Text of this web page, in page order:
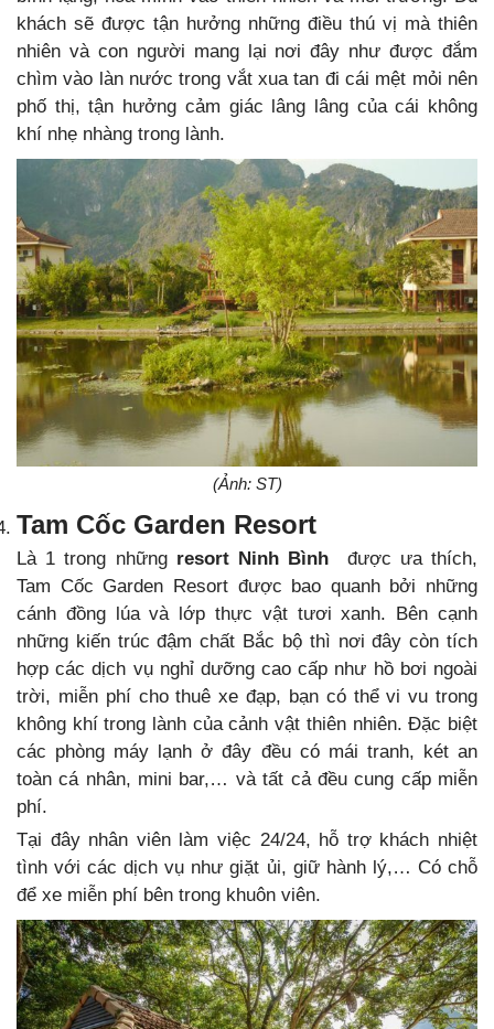
khách sẽ được tận hưởng những điều thú vị mà thiên
nhiên và con người mang lại nơi đây như được đắm
chìm vào làn nước trong vắt xua tan đi cái mệt mỏi nên
phố thị, tận hưởng cảm giác lâng lâng của cái không
khí nhẹ nhàng trong lành.
(Ảnh: ST)
Tam Cốc Garden Resort
Là 1 trong những resort Ninh Bình
được ưa thích,
Tam Cốc Garden Resort được bao quanh bởi những
cánh đồng lúa và lớp thực vật tươi xanh. Bên cạnh
những kiến trúc đậm chất Bắc bộ thì nơi đây còn tích
hợp các dịch vụ nghỉ dưỡng cao cấp như hồ bơi ngoài
trời, miễn phí cho thuê xe đạp, bạn có thể vi vu trong
không khí trong lành của cảnh vật thiên nhiên. Đặc biệt
các phòng máy lạnh ở đây đều có mái tranh, két an
toàn cá nhân, mini bar,… và tất cả đều cung cấp miễn
phí.
Tại đây nhân viên làm việc 24/24, hỗ trợ khách nhiệt
tình với các dịch vụ như giặt ủi, giữ hành lý,… Có chỗ
để xe miễn phí bên trong khuôn viên.